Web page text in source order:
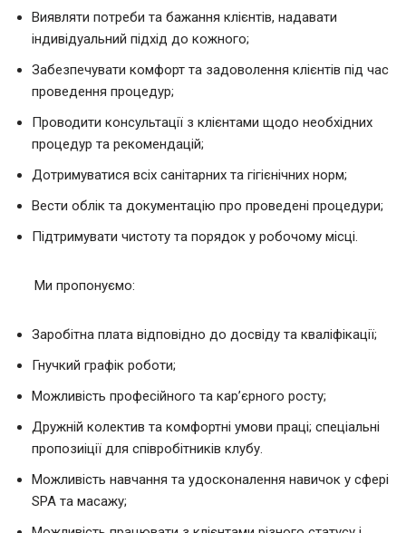
Виявляти потреби та бажання клієнтів, надавати
індивідуальний підхід до кожного;
Забезпечувати комфорт та задоволення клієнтів під час
проведення процедур;
Проводити консультації з клієнтами щодо необхідних
процедур та рекомендацій;
Дотримуватися всіх санітарних та гігієнічних норм;
Вести облік та документацію про проведені процедури;
Підтримувати чистоту та порядок у робочому місці.
Ми пропонуємо:
Заробітна плата відповідно до досвіду та кваліфікації;
Гнучкий графік роботи;
Можливість професійного та кар’єрного росту;
Дружній колектив та комфортні умови праці; спеціальні
пропозиіції для співробітників клубу.
Можливість навчання та удосконалення навичок у сфері
SPA та масажу;